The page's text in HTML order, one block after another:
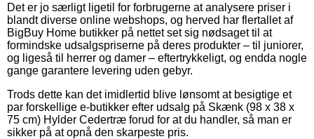
Det er jo særligt ligetil for forbrugerne at analysere priser i
blandt diverse online webshops, og herved har flertallet af
BigBuy Home butikker på nettet set sig nødsaget til at
formindske udsalgspriserne på deres produkter – til juniorer,
og ligeså til herrer og damer – eftertrykkeligt, og endda nogle
gange garantere levering uden gebyr.
Trods dette kan det imidlertid blive lønsomt at besigtige et
par forskellige e-butikker efter udsalg på Skænk (98 x 38 x
75 cm) Hylder Cedertræ forud for at du handler, så man er
sikker på at opnå den skarpeste pris.